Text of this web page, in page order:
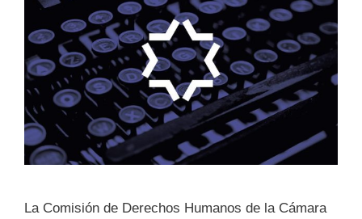
La Comisión de Derechos Humanos de la Cámara